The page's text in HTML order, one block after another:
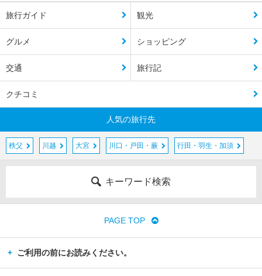
旅行ガイド 観光
グルメ ショッピング
交通 旅行記
クチコミ
人気の旅行先
秩父 川越 大宮 川口・戸田・蕨 行田・羽生・加須
キーワード検索
PAGE TOP
ご利用の前にお読みください。